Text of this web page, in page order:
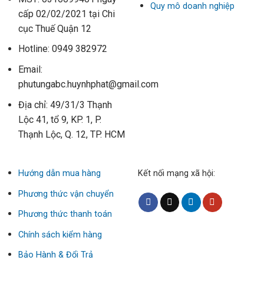
cấp 02/02/2021 tại Chi
cục Thuế Quận 12
Hotline: 0949 382972
Email:
phutungabc.huynhphat@gmail.com
Địa chỉ: 49/31/3 Thạnh
Lộc 41, tổ 9, KP. 1, P.
Thạnh Lộc, Q. 12, TP. HCM
Quy mô doanh nghiệp
Hướng dẫn mua hàng
Phương thức vận chuyển
Phương thức thanh toán
Chính sách kiểm hàng
Bảo Hành & Đổi Trả
Kết nối mạng xã hội: